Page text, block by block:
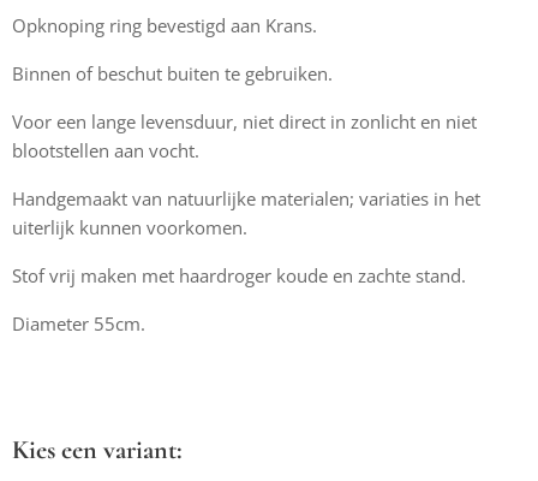
Opknoping ring bevestigd aan Krans.
Binnen of beschut buiten te gebruiken.
Voor een lange levensduur, niet direct in zonlicht en niet
blootstellen aan vocht.
Handgemaakt van natuurlijke materialen; variaties in het
uiterlijk kunnen voorkomen.
Stof vrij maken met haardroger koude en zachte stand.
Diameter 55cm.
Kies een variant: